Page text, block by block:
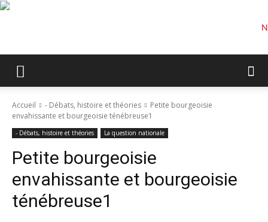
Accueil - Débats, histoire et théories
Petite bourgeoisie
envahissante et bourgeoisie ténébreuse1
- Débats, histoire et théories La question nationale
Petite bourgeoisie
envahissante et bourgeoisie
ténébreuse1